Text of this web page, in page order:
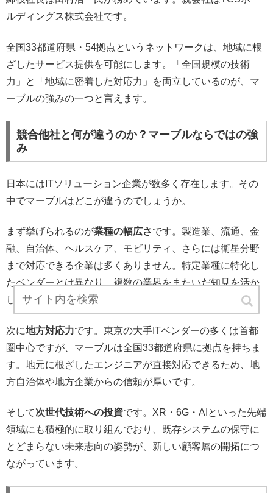
ルディングス株式会社です。
全国33都道府県・54拠点というネットワークは、地域に根
ざしたサービス提供を可能にします。「全国規模の技術
力」と「地域に密着した対応力」を両立しているのが、マ
ーブルの強みの一つと言えます。
競合他社と何が違うのか？マーブルならではの強
み
日本にはITソリューション企業が数多く存在します。その
中でマーブルはどこが違うのでしょうか。
まず挙げられるのが業種の幅広さです。製造業、流通、金
融、自治体、ヘルスケア、モビリティ、さらには衛星分野
まで対応できる企業は多くありません。特定業種に特化し
たベンダーとは異なり、複数の業界をまたいだ知見を活か
した提案ができるのが強みです。
次に地方対応力です。東京の大手ITベンダーの多くは首都
圏中心ですが、マーブルは全国33都道府県に拠点を持ちま
す。地元に根ざしたエンジニアが直接対応できるため、地
方自治体や地方企業からの信頼が厚いです。
そして次世代技術への投資です。XR・6G・AIといった先端
領域にも積極的に取り組んでおり、既存システムの保守に
とどまらない未来志向の姿勢が、新しい顧客層の開拓につ
ながっています。